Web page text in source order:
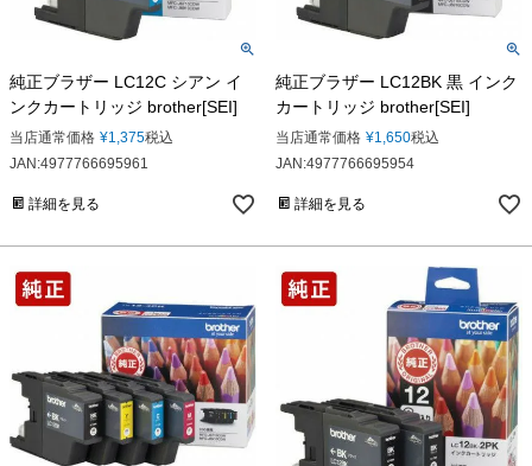
純正ブラザー LC12C シアン イ
ンクカートリッジ brother[SEI]
当店通常価格 ¥1,375税込
JAN:4977766695961
詳細を見る
純正ブラザー LC12BK 黒 インク
カートリッジ brother[SEI]
当店通常価格 ¥1,650税込
JAN:4977766695954
詳細を見る